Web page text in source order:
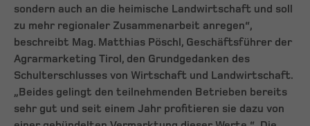
sondern auch an die heimische Landwirtschaft und soll
zu mehr regionaler Zusammenarbeit anregen“,
beschreibt Mag. Matthias Pöschl, Geschäftsführer der
Agrarmarketing Tirol, den Grundgedanken des
Schulterschlusses von Wirtschaft und Landwirtschaft.
„Beides gelingt den teilnehmenden Betrieben bereits
sehr gut und seit einem Jahr profitieren sie dazu von